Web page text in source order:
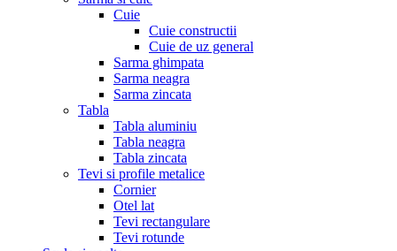
Cuie
Cuie constructii
Cuie de uz general
Sarma ghimpata
Sarma neagra
Sarma zincata
Tabla
Tabla aluminiu
Tabla neagra
Tabla zincata
Tevi si profile metalice
Cornier
Otel lat
Tevi rectangulare
Tevi rotunde